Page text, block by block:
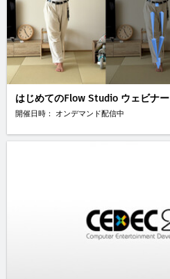
はじめてのFlow Studio ウェビナー
開催日時： オンデマンド配信中